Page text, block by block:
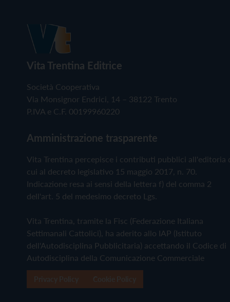
Vita Trentina Editrice
Società Cooperativa
Via Monsignor Endrici, 14 – 38122 Trento
P.IVA e C.F. 00199960220
Amministrazione trasparente
Vita Trentina percepisce i contributi pubblici all'editoria
cui al decreto legislativo 15 maggio 2017, n. 70.
Indicazione resa ai sensi della lettera f) del comma 2
dell'art. 5 del medesimo decreto Lgs.
Vita Trentina, tramite la Fisc (Federazione Italiana
Settimanali Cattolici), ha aderito allo IAP (Istituto
dell'Autodisciplina Pubblicitaria) accettando il Codice di
Autodisciplina della Comunicazione Commerciale